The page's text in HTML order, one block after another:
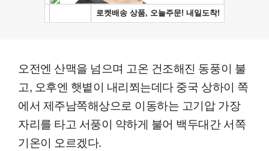
오전엔 산맥을 넘으며 고온 건조해진 동풍이 불
고, 오후엔 햇볕이 내리쬐는데다 중국 상하이 쪽
에서 제주남쪽해상으로 이동하는 고기압 가장
자리를 타고 서풍이 약하게 불어 백두대간 서쪽
기온이 오르겠다.